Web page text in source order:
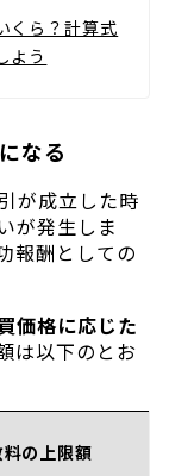
くら？計算式
よう
なる
が成立した時
が発生しま
報酬としての
価格に応じた
は以下のとお
の上限額